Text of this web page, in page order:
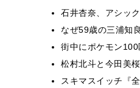
石井杏奈、アシッ
なぜ59歳の三浦知
街中にポケモン
松村北斗と今田美
スキマスイッチ『